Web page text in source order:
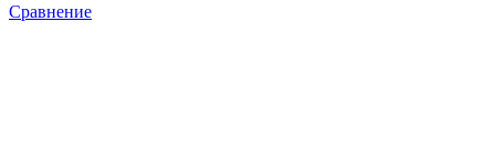
Сравнение